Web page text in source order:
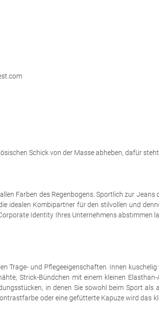
Schick von der Masse abheben, dafür steht
Farben des Regenbogens. Sportlich zur
idealen Kombipartner für den stilvollen und
Identity Ihres Unternehmens abstimmen
Trage- und Pflegeeigenschaften. Innen
Strick-Bündchen mit einem kleinen
in denen Sie sowohl beim Sport
oder eine gefütterte Kapuze wird das